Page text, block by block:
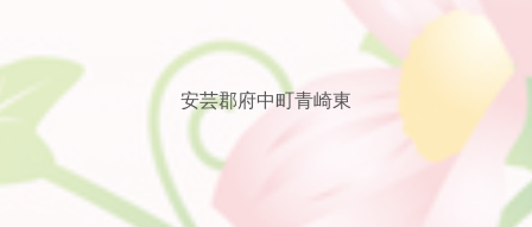
安芸郡府中町青崎東